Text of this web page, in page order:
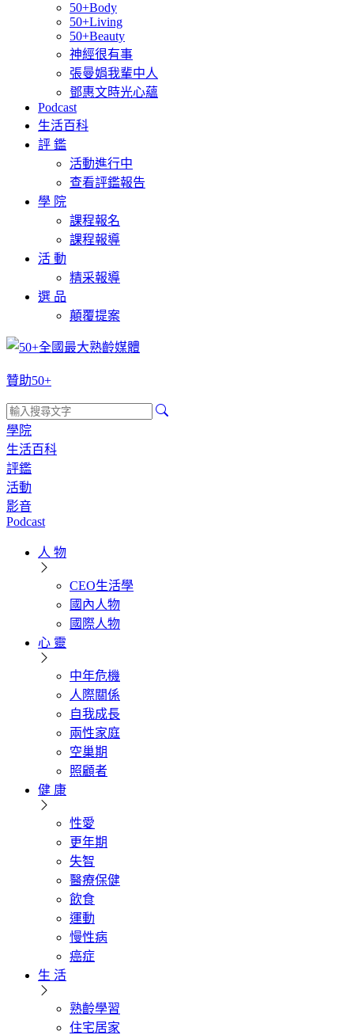
50+Body
50+Living
50+Beauty
神經很有事
張曼娟我輩中人
鄧惠文時光心蘊
Podcast
生活百科
評 鑑
活動進行中
查看評鑑報告
學 院
課程報名
課程報導
活 動
精采報導
選 品
顛覆提案
贊助50+
學院
生活百科
評鑑
活動
影音
Podcast
人 物
CEO生活學
國內人物
國際人物
心 靈
中年危機
人際關係
自我成長
兩性家庭
空巢期
照顧者
健 康
性愛
更年期
失智
醫療保健
飲食
運動
慢性病
癌症
生 活
熟齡學習
住宅居家